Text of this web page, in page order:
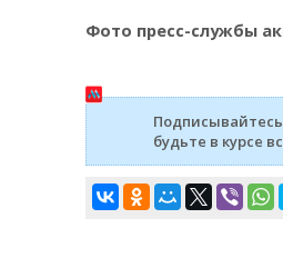
Фото пресс-службы
будьте в курсе